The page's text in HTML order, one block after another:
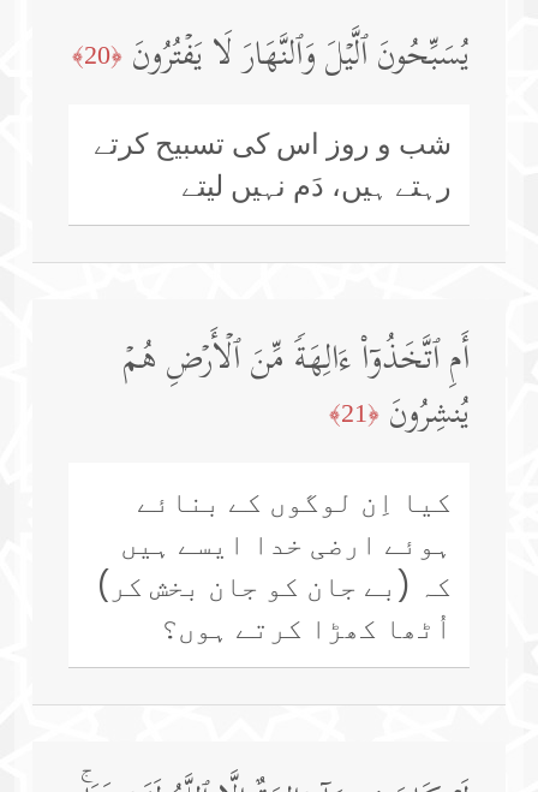
یُسَبِّحُونَ ٱلَّیۡلَ وَٱلنَّهَارَ لَا یَفۡتُرُونَ ﴿20﴾
شب و روز اس کی تسبیح کرتے
رہتے ہیں، دَم نہیں لیتے
أَمِ ٱتَّخَذُوۤا۟ ءَالِهَةࣰ مِّنَ ٱلۡأَرۡضِ هُمۡ
یُنشِرُونَ ﴿21﴾
کیا اِن لوگوں کے بنائے
ہوئے ارضی خدا ایسے ہیں
کہ (بے جان کو جان بخش کر)
اُٹھا کھڑا کرتے ہوں؟